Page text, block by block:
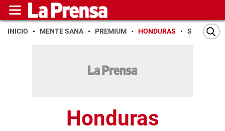
INICIO MENTE SANA PREMIUM HONDURAS SAN PEDRO
Honduras